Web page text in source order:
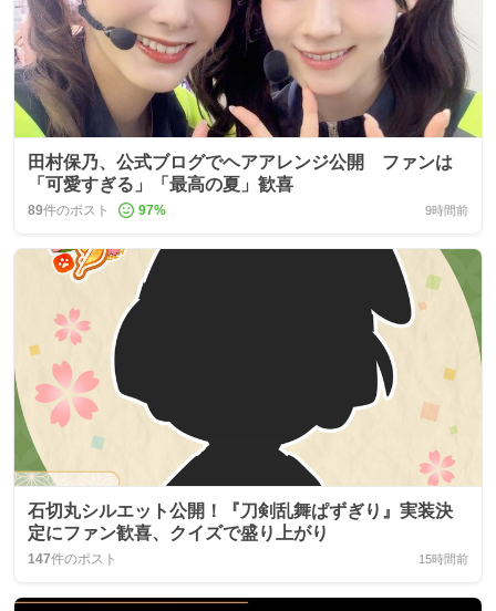
田村保乃、公式ブログでヘアアレンジ公開 ファンは
「可愛すぎる」「最高の夏」歓喜
89件のポスト 97% 9時間前
石切丸シルエット公開！『刀剣乱舞ぱずぎり』実装決
定にファン歓喜、クイズで盛り上がり
147件のポスト 15時間前